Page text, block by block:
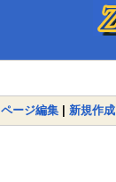
ページ編集 | 新規作成